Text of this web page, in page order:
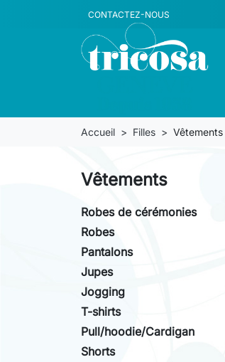
CONTACTEZ-NOUS
Accueil Filles Vêtements
Vêtements
Robes de cérémonies
Robes
Pantalons
Jupes
Jogging
T-shirts
Pull/hoodie/Cardigan
Shorts